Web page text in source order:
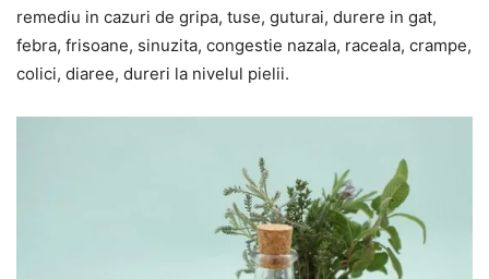
remediu in cazuri de gripa, tuse, guturai, durere in gat,
febra, frisoane, sinuzita, congestie nazala, raceala, crampe,
colici, diaree, dureri la nivelul pielii.